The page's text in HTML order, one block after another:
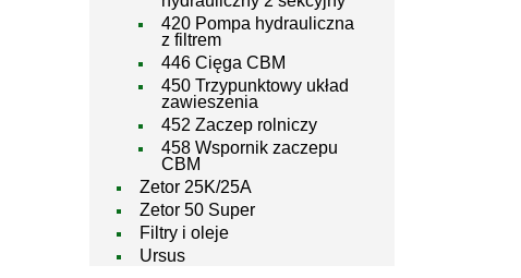
420 Pompa hydrauliczna
z filtrem
446 Cięga CBM
450 Trzypunktowy układ
zawieszenia
452 Zaczep rolniczy
458 Wspornik zaczepu
CBM
Zetor 25K/25A
Zetor 50 Super
Filtry i oleje
Ursus